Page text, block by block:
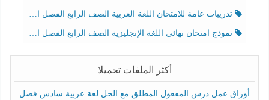
تدريبات عامة للامتحان اللغة العربية الصف الرابع الفصل الثالث
نموذج امتحان نهائي اللغة الإنجليزية الصف الرابع الفصل الثالث
أكثر الملفات تحميلا
أوراق عمل درس المفعول المطلق مع الحل لغة عربية سادس فصل